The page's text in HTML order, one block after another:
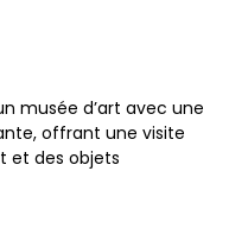
musée d’art avec une
offrant une visite
et des objets